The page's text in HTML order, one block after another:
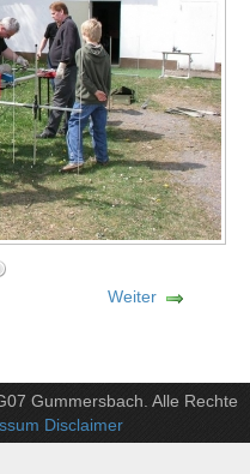
Weiter
Gummersbach. Alle Rechte
Disclaimer